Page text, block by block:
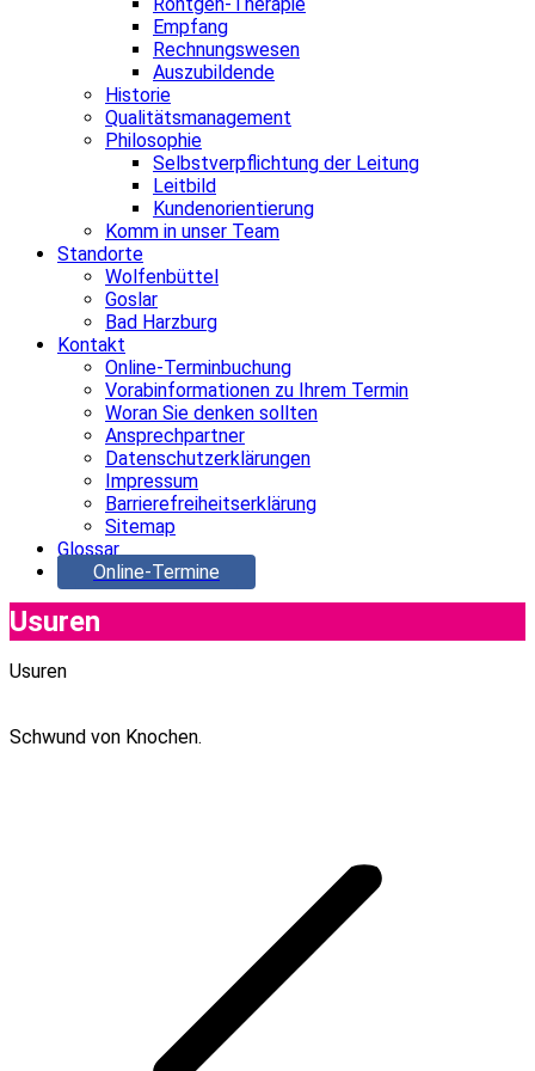
Empfang
Rechnungswesen
Auszubildende
Historie
Qualitätsmanagement
Philosophie
Selbstverpflichtung der Leitung
Leitbild
Kundenorientierung
Komm in unser Team
Standorte
Wolfenbüttel
Goslar
Bad Harzburg
Kontakt
Online-Terminbuchung
Vorabinformationen zu Ihrem Termin
Woran Sie denken sollten
Ansprechpartner
Datenschutzerklärungen
Impressum
Barrierefreiheitserklärung
Sitemap
Glossar
Online-Termine
Usuren
Usuren
Schwund von Knochen.